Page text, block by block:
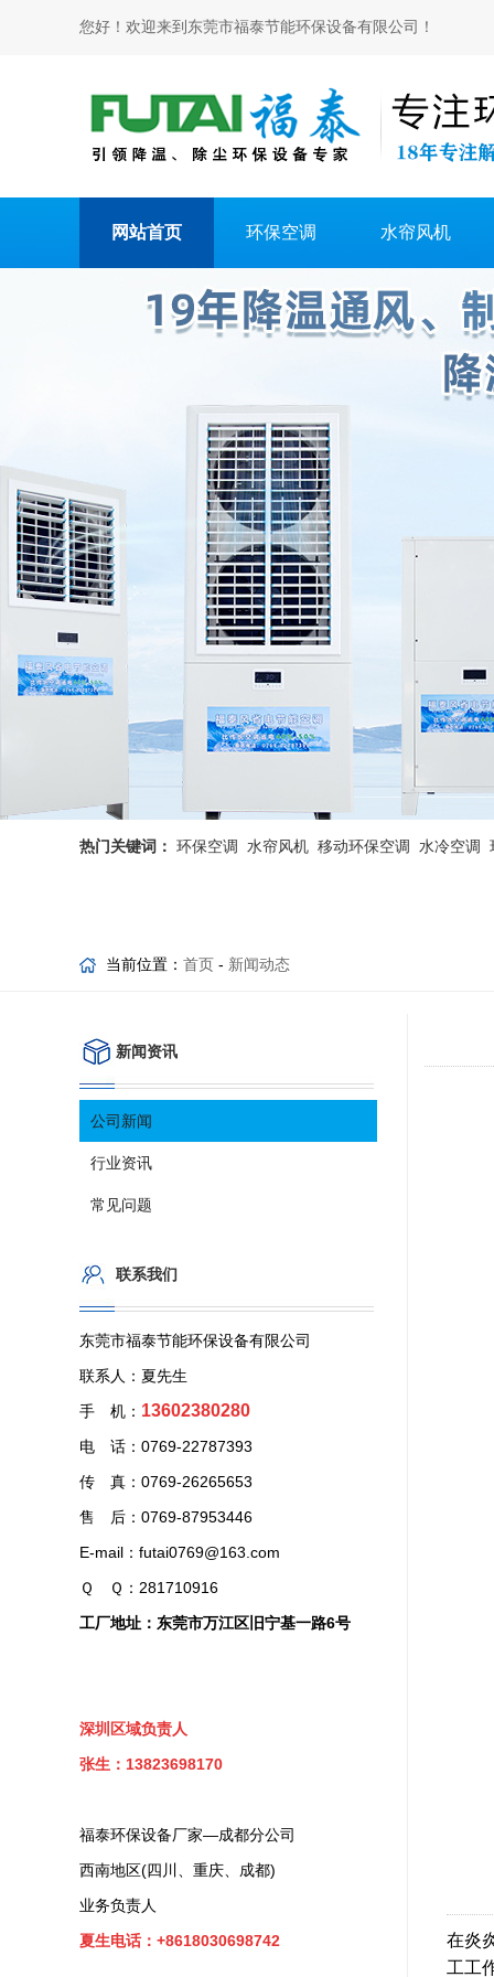
您好！欢迎来到东莞市福泰节能环保设备有限公司！
网站首页 环保空调 水帘风机
热门关键词： 环保空调 水帘风机 移动环保空调 水冷空调
当前位置： 首页 - 新闻动态
在炎
工工
新闻资讯
公司新闻
行业资讯
常见问题
联系我们
东莞市福泰节能环保设备有限公司
联系人：夏先生
手 机： 13602380280
电 话：0769-22787393
传 真：0769-26265653
售 后：0769-87953446
E-mail：futai0769@163.com
Ｑ Ｑ：281710916
工厂地址：东莞市万江区旧宁基一路6号
深圳区域负责人
张生：13823698170
福泰环保设备厂家—成都分公司
西南地区(四川、重庆、成都)
业务负责人
夏生电话：+8618030698742